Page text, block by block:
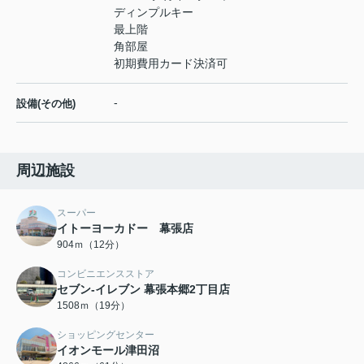
ディンプルキー
最上階
角部屋
初期費用カード決済可
設備(その他) -
周辺施設
スーパー
イトーヨーカドー 幕張店
904ｍ（12分）
コンビニエンスストア
セブン-イレブン 幕張本郷2丁目店
1508ｍ（19分）
ショッピングセンター
イオンモール津田沼